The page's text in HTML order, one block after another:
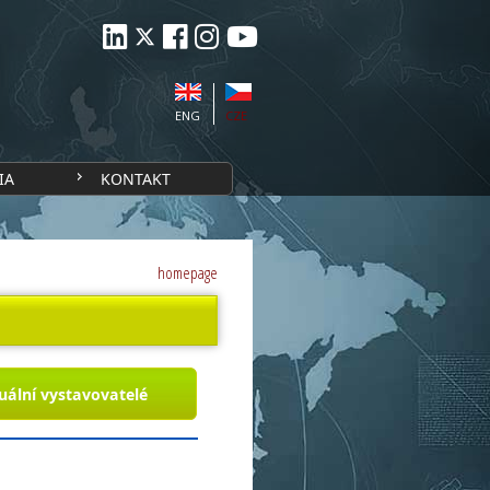
CZE
ENG
KONTAKT
homepage
vystavovatelé